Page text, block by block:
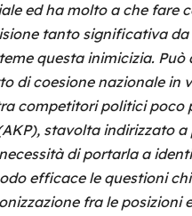
ed ha molto a che fare
tanto significativa
questa inimicizia.
di coesione nazionale in
competitori politici poco
stavolta indirizzato
di portarla a
efficace le questioni
fra le posizioni